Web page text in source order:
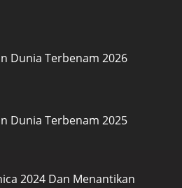
Dunia Terbenam 2026
Dunia Terbenam 2025
2024 Dan Menantikan